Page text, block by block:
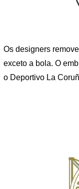
Os designers
exceto a bola. O
o Deportivo La